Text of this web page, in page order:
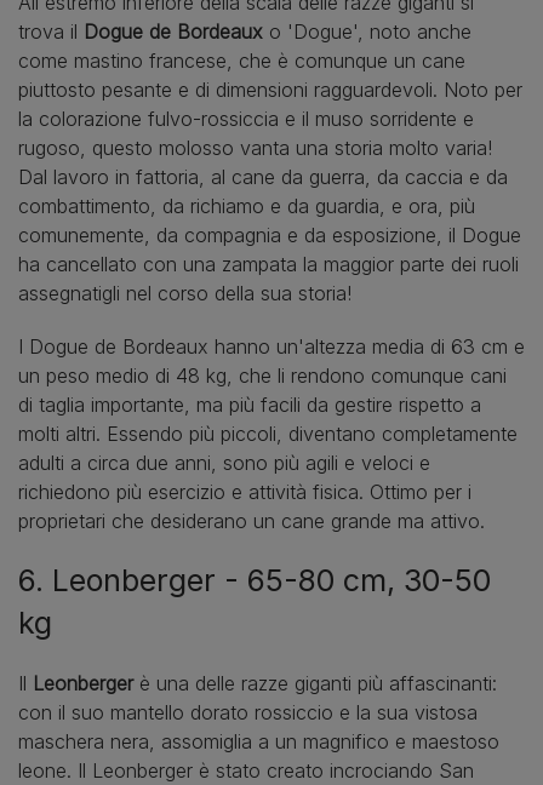
trova il Dogue de Bordeaux o 'Dogue', noto anche
come mastino francese, che è comunque un cane
piuttosto pesante e di dimensioni ragguardevoli. Noto per
la colorazione fulvo-rossiccia e il muso sorridente e
rugoso, questo molosso vanta una storia molto varia!
Dal lavoro in fattoria, al cane da guerra, da caccia e da
combattimento, da richiamo e da guardia, e ora, più
comunemente, da compagnia e da esposizione, il Dogue
ha cancellato con una zampata la maggior parte dei ruoli
assegnatigli nel corso della sua storia!
I Dogue de Bordeaux hanno un'altezza media di 63 cm e
un peso medio di 48 kg, che li rendono comunque cani
di taglia importante, ma più facili da gestire rispetto a
molti altri. Essendo più piccoli, diventano completamente
adulti a circa due anni, sono più agili e veloci e
richiedono più esercizio e attività fisica. Ottimo per i
proprietari che desiderano un cane grande ma attivo.
6. Leonberger - 65-80 cm, 30-50
kg
Il Leonbergerè una delle razze giganti più affascinanti:
con il suo mantello dorato rossiccio e la sua vistosa
maschera nera, assomiglia a un magnifico e maestoso
leone. Il Leonberger è stato creato incrociando San